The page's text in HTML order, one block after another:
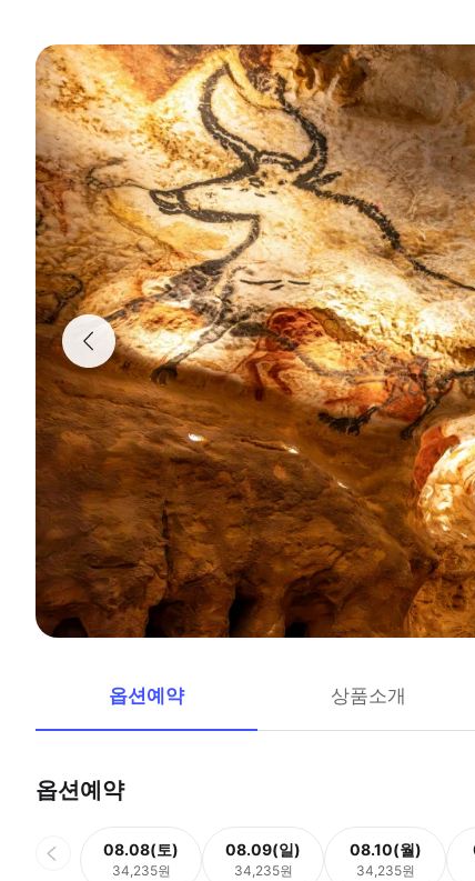
옵션예약 상품소개
옵션예약
08.08(토)
34,235원
08.09(일)
34,235원
08.10(월)
34,235원